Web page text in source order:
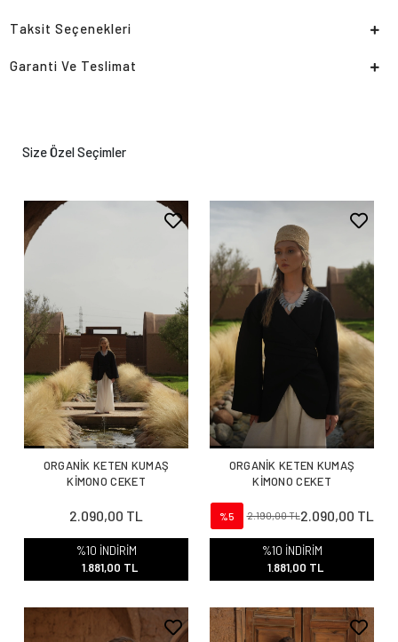
Taksit Seçenekleri
Garanti Ve Teslimat
Size Özel Seçimler
ORGANİK KETEN KUMAŞ
KİMONO CEKET
2.090,00 TL
%10 İNDİRİM
1.881,00 TL
ORGANİK KETEN KUMAŞ
KİMONO CEKET
%5 2.190,00 TL2.090,00 TL
%10 İNDİRİM
1.881,00 TL